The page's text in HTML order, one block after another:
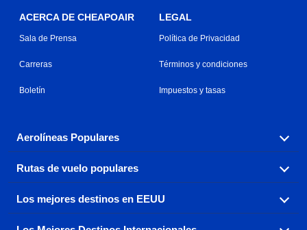
ACERCA DE CHEAPOAIR
Sala de Prensa
Carreras
Boletín
LEGAL
Política de Privacidad
Términos y condiciones
Impuestos y tasas
Aerolíneas Populares
Explora nuestras opciones de tarifas aéreas baratas por
aerolínea, con más de 500 opciones para elegir.
Aeromexico
Rutas de vuelo populares
Reserva una de nuestras rutas de vuelo más populares
con tres sencillos clics.
Los mejores destinos en EEUU